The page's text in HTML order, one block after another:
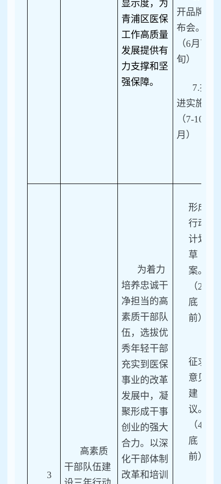
显示度，为
青浦区医保
工作高质量
发展提供有
力支撑和坚
强保障。
开品牌发
布会。
（6月下
旬）
7.推
进实施。
（7-10
月）
3
高素质
干部队伍建
为着力
培养忠诚干
净担当的高
素质干部队
伍，选拔优
秀年轻干部
充实到医保
事业的改革
发展中，凝
聚形成干事
创业的强大
合力。以深
化干部体制
改革和培训
形成
行动
计划
草
案。
（2月
底
前）
征求
意见
建
议。
（4月
底
前）